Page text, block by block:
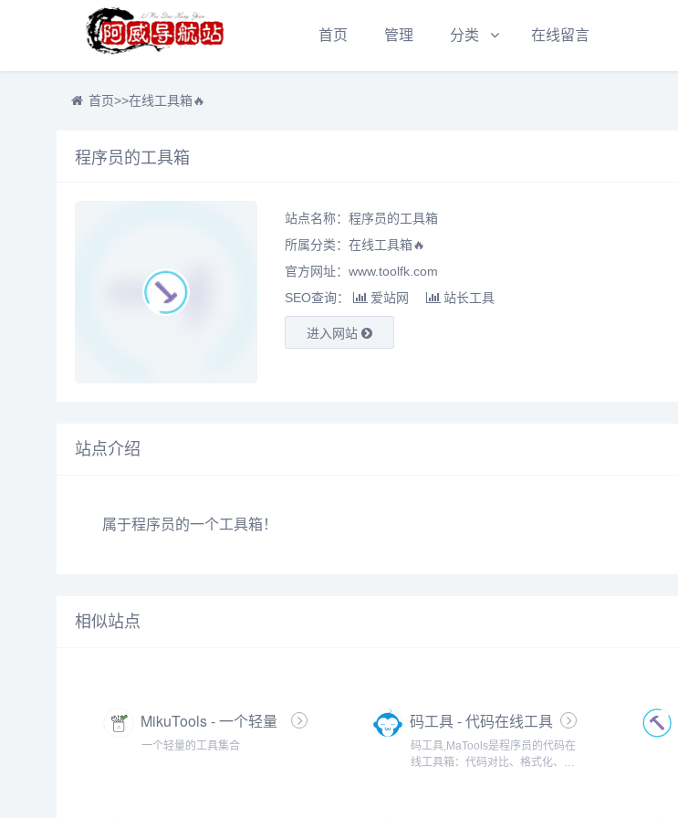
首页 管理 分类 在线留言
首页>>在线工具箱🔥
程序员的工具箱
站点名称：程序员的工具箱
所属分类： 在线工具箱🔥
官方网址：www.toolfk.com
SEO查询：
爱站网 站长工具
进入网站
站点介绍
属于程序员的一个工具箱！
相似站点
MikuTools - 一个轻量
的工具集合
一个轻量的工具集合
码工具 - 代码在线工具
箱
码工具,MaTools是程序员的代码在
线工具箱：代码对比、格式化、压